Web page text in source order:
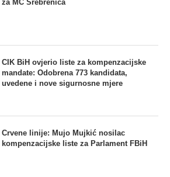
za MC Srebrenica
CIK BiH ovjerio liste za kompenzacijske
mandate: Odobrena 773 kandidata,
uvedene i nove sigurnosne mjere
Crvene linije: Mujo Mujkić nosilac
kompenzacijske liste za Parlament FBiH